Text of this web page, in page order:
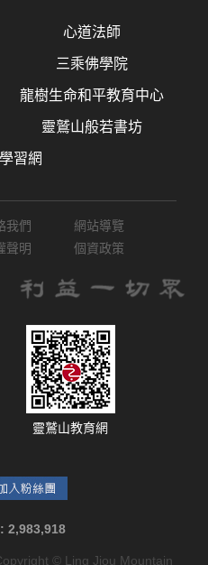
心道法師
三乘佛學院
龍樹生命和平教育中心
靈鷲山般若書坊
習網
我們
網站導覽
聲明 個資政策
靈鷲山教育網
:2,983,918
© Ling Jiou Mountain